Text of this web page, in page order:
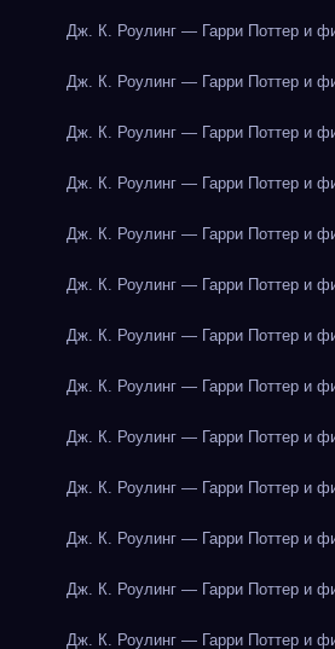
Дж. К. Роулинг — Гарри Поттер и
Дж. К. Роулинг — Гарри Поттер и
Дж. К. Роулинг — Гарри Поттер и
Дж. К. Роулинг — Гарри Поттер и
Дж. К. Роулинг — Гарри Поттер и
Дж. К. Роулинг — Гарри Поттер и
Дж. К. Роулинг — Гарри Поттер и
Дж. К. Роулинг — Гарри Поттер и
Дж. К. Роулинг — Гарри Поттер и
Дж. К. Роулинг — Гарри Поттер и
Дж. К. Роулинг — Гарри Поттер и
Дж. К. Роулинг — Гарри Поттер и
Дж. К. Роулинг — Гарри Поттер и